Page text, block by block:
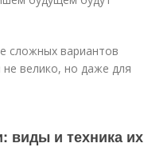
сложных вариантов
велико, но даже для
виды и техника их